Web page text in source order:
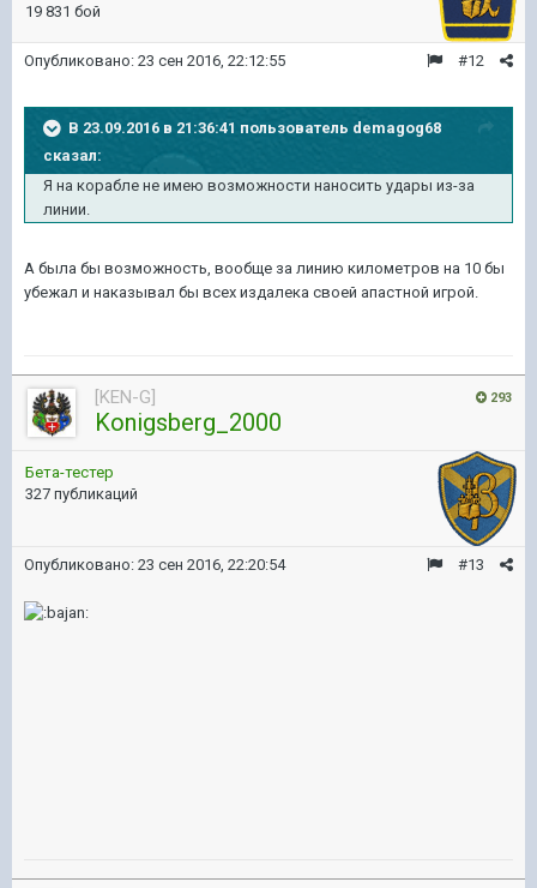
19 831 бой
#12
Опубликовано: 23 сен 2016, 22:12:55
В 23.09.2016 в 21:36:41 пользователь demagog68
сказал:
Я на корабле не имею возможности наносить удары из-за
линии.
А была бы возможность, вообще за линию километров на 10 бы
убежал и наказывал бы всех издалека своей апастной игрой.
293
[KEN-G]
Konigsberg_2000
Бета-тестер
327 публикаций
#13
Опубликовано: 23 сен 2016, 22:20:54